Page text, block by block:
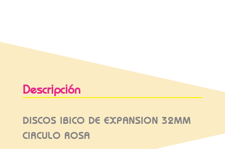
Descripción
DISCOS IBICO DE EXPANSION 32MM
CIRCULO ROSA